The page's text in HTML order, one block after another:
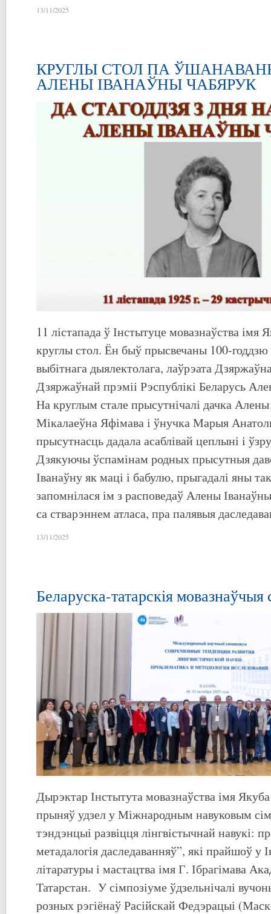
13/11/2025
КРУГЛЫ СТОЛ ПА
АЛЕНЫ ІВАНАЎНЫ ЧАБЯРУК
11 лістапада ў Інстытуце мовазнаўства імя
круглы стол. Ён быў прысвечаны 100-
выбітнага дыялектолага, лаўрэата
Дзяржаўнай прэміі Рэспублікі Беларусь
На круглым стале прысутнічалі дачка
Мікалаеўна Яфімава і ўнучка Марыя
прысутнасць дадала асаблівай цеплыні і
Дзякуючы ўспамінам родных прысутныя
Іванаўну як маці і бабулю, прыгадалі яны
запомнілася ім з расповедаў Алены
са стварэннем атласа, пра палявыя
13/11/2025
Беларуска-татарскія мовазнаўчыя
Дырэктар Інстытута мовазнаўства імя
прыняў удзел у Міжнародным навуковым
тэндэнцыі развіцця лінгвістычнай навукі:
метадалогія даследаванняў”, які прайшоў у
літаратуры і мастацтва імя Г. Ібрагімава
Татарстан. У сімпозіуме ўдзельнічалі
розных рэгіёнаў Расійскай Федэрацыі